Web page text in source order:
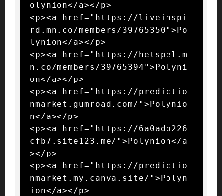
olynion</a></p>
<p><a href="https://liveinspi
rd.mn.co/members/39765350">Po
lynion</a></p>
<p><a href="https://hetspel.m
n.co/members/39765394">Polyni
on</a></p>
<p><a href="https://predictio
nmarket.gumroad.com/">Polynio
n</a></p>
<p><a href="https://6a0adb226
cfb7.site123.me/">Polynion</a
></p>
<p><a href="https://predictio
nmarket.my.canva.site/">Polyn
ion</a></p>